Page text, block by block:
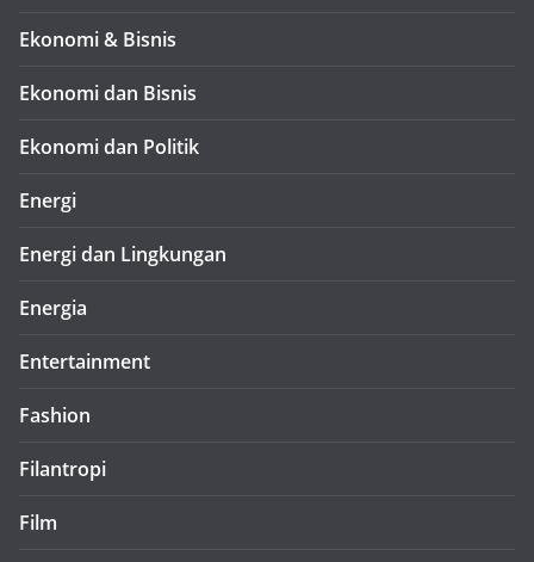
Ekonomi & Bisnis
Ekonomi dan Bisnis
Ekonomi dan Politik
Energi
Energi dan Lingkungan
Energia
Entertainment
Fashion
Filantropi
Film